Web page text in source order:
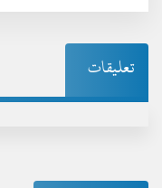
تعليقات